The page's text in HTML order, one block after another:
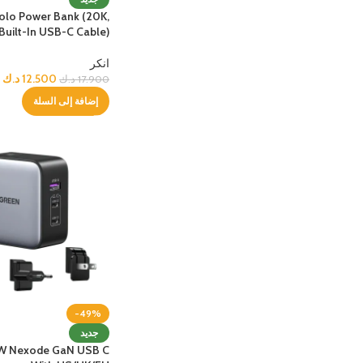
مميز
الأفضل
أجهزة
سلسلة A من سامسونج
ساعات
ساعة
ساعة
ساعة
Power Bank (20K,
In USB-C Cable)
انكر
17.900 د.ك 12.500د.ك
إضافة إلى السلة
-49%
جديد
Nexode GaN USB C